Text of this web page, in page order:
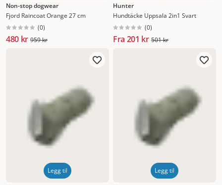
Non-stop dogwear
Fjord Raincoat Orange 27 cm
(0)
480 kr 959 kr
Hunter
Hundtäcke Uppsala 2in1 Svart
(0)
Fra 201 kr 501 kr
Legg til Legg til